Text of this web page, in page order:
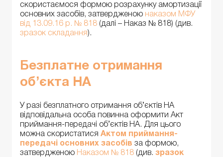
скористаємося формою розрахунку амортизації
основних засобів, затвердженою наказом МФУ
від 13.09.16 р. № 818 (далі – Наказ № 818) (див.
зразок складання ).
Безплатне отримання
об’єкта НА
У разі безплатного отримання об’єктів НА
відповідальна особа повинна оформити Акт
приймання-передачі об’єктів НА. Для цього
можна скористатися Актом приймання-
передачі основних засобів за формою,
затвердженою Наказом № 818 (див. зразок